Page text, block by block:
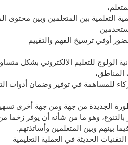
التعلمية بين المتعلمين وبين محتوى
أوفي ترسيخ الفهم والتقييم
الولوج للتعليم الالكتروني بشكل
المناطق،
للمساهمة في توفير وضمان أدوات
الجديدة من جهة ومن جهة أخرى
بالتنوع، وهو ما من شأنه أن يوفر زخما
بينهم وبين المتعلمين وأساتذتهم.
الحديثة في العملية التعليمية